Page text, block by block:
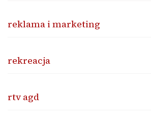
reklama i marketing
rekreacja
rtv agd